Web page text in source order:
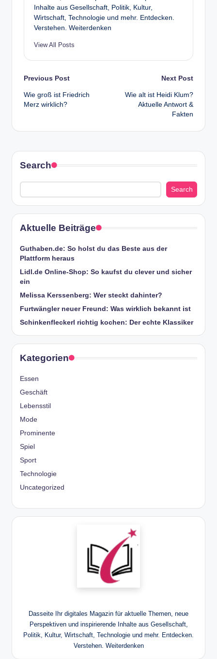
Inhalte aus Gesellschaft, Politik, Kultur,
Wirtschaft, Technologie und mehr. Entdecken.
Verstehen. Weiterdenken
View All Posts
Post
navigation
Previous Post
Wie groß ist Friedrich
Merz wirklich?
Next Post
Wie alt ist Heidi Klum?
Aktuelle Antwort &
Fakten
Search
Search
Aktuelle Beiträge
Guthaben.de: So holst du das Beste aus der
Plattform heraus
Lidl.de Online-Shop: So kaufst du clever und sicher
ein
Melissa Kerssenberg: Wer steckt dahinter?
Furtwängler neuer Freund: Was wirklich bekannt ist
Schinkenfleckerl richtig kochen: Der echte Klassiker
Kategorien
Essen
Geschäft
Lebensstil
Mode
Prominente
Spiel
Sport
Technologie
Uncategorized
Dasseite Ihr digitales Magazin für aktuelle Themen, neue
Perspektiven und inspirierende Inhalte aus Gesellschaft,
Politik, Kultur, Wirtschaft, Technologie und mehr. Entdecken.
Verstehen. Weiterdenken